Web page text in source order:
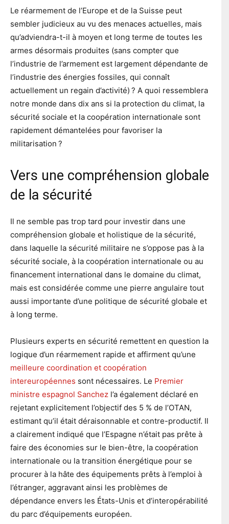
Le réarmement de l’Europe et de la Suisse peut
sembler judicieux au vu des menaces actuelles, mais
qu’adviendra-t-il à moyen et long terme de toutes les
armes désormais produites (sans compter que
l’industrie de l’armement est largement dépendante de
l’industrie des énergies fossiles, qui connaît
actuellement un regain d’activité) ? A quoi ressemblera
notre monde dans dix ans si la protection du climat, la
sécurité sociale et la coopération internationale sont
rapidement démantelées pour favoriser la
militarisation ?
Vers une compréhension globale
de la sécurité
Il ne semble pas trop tard pour investir dans une
compréhension globale et holistique de la sécurité,
dans laquelle la sécurité militaire ne s’oppose pas à la
sécurité sociale, à la coopération internationale ou au
financement international dans le domaine du climat,
mais est considérée comme une pierre angulaire tout
aussi importante d’une politique de sécurité globale et
à long terme.
Plusieurs experts en sécurité remettent en question la
logique d’un réarmement rapide et affirment qu’une
meilleure coordination et coopération
intereuropéennes sont nécessaires. Le Premier
ministre espagnol Sanchez l’a également déclaré en
rejetant explicitement l’objectif des 5 % de l’OTAN,
estimant qu’il était déraisonnable et contre-productif. Il
a clairement indiqué que l’Espagne n’était pas prête à
faire des économies sur le bien-être, la coopération
internationale ou la transition énergétique pour se
procurer à la hâte des équipements prêts à l’emploi à
l’étranger, aggravant ainsi les problèmes de
dépendance envers les États-Unis et d’interopérabilité
du parc d’équipements européen.